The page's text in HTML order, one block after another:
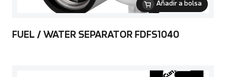
Añadir a bolsa
FUEL / WATER SEPARATOR FDFS1040